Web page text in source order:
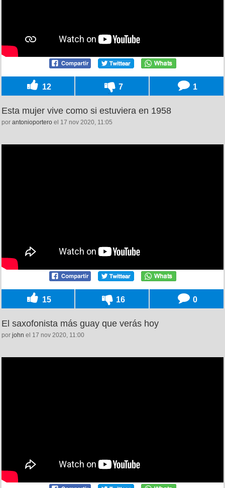
12 7 1
Esta mujer vive como si estuviera en 1958
por antonioportero el 17 nov 2020, 11:05
15 16 0
El saxofonista más guay que verás hoy
por john el 17 nov 2020, 11:00